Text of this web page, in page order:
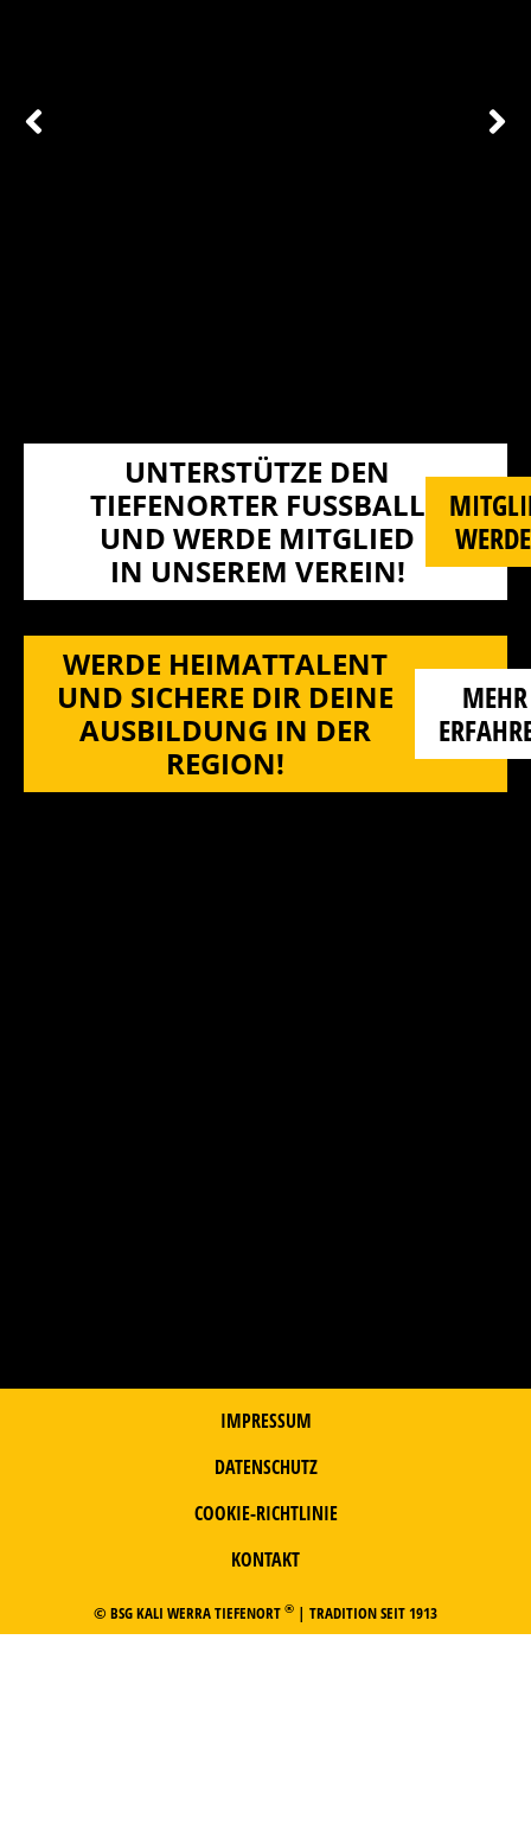
UNTERSTÜTZE DEN
TIEFENORTER FUSSBALL U
ND WERDE MITGLIED I
N UNSEREM VEREIN!
WERDE HEIMATTALENT
UND SICHERE DIR DEINE
AUSBILDUNG IN DER
REGION!
MEHR
IMPRESSUM
DATENSCHUTZ
COOKIE-RICHTLINIE
KONTAKT
© BSG KALI WERRA TIEFENORT ® | TRADITION SEIT 1913